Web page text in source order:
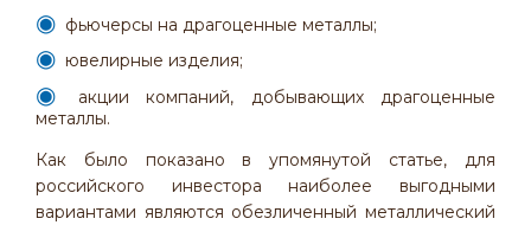
фьючерсы на драгоценные металлы;
ювелирные изделия;
акции компаний, добывающих драгоценные
металлы.
Как было показано в упомянутой статье, для
российского инвестора наиболее выгодными
вариантами являются обезличенный металлический